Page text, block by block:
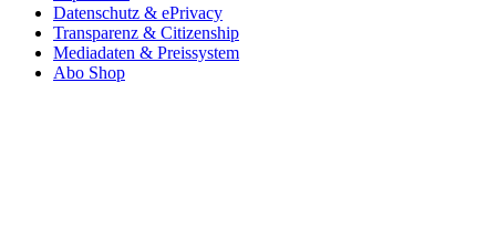
Datenschutz & ePrivacy
Transparenz & Citizenship
Mediadaten & Preissystem
Abo Shop